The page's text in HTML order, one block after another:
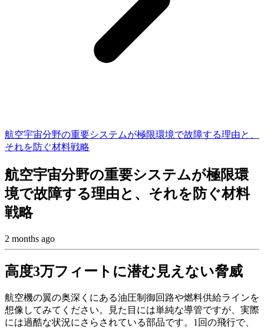
航空宇宙分野の重要システムが極限環境で故障する理由と、
それを防ぐ材料戦略
航空宇宙分野の重要システムが極限環
境で故障する理由と、それを防ぐ材料
戦略
2 months ago
高度3万フィートに潜む見えない脅威
航空機の翼の奥深くにある油圧制御回路や燃料供給ラインを
想像してみてください。見た目には単純な導管ですが、実際
には過酷な状況にさらされている部品です。1回の飛行で、